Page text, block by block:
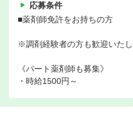
応募条件
■薬剤師免許をお持ちの方
※調剤経験者の方も歓迎いたし
《パート薬剤師も募集》
・時給1500円～